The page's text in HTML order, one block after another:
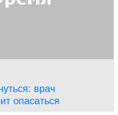
врач
опасаться